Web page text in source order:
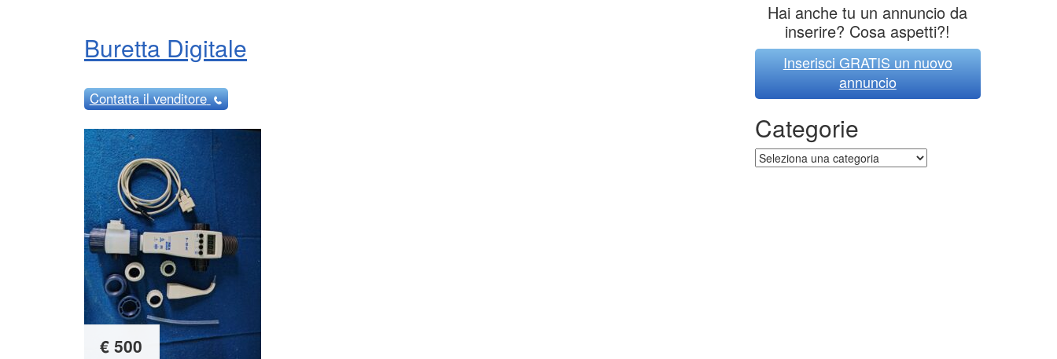
Buretta Digitale
Contattail venditore
€ 500
Hai anche tu un annuncio da
inserire? Cosa aspetti?!
Inserisci GRATIS un nuovo
annuncio
Categorie
Categorie